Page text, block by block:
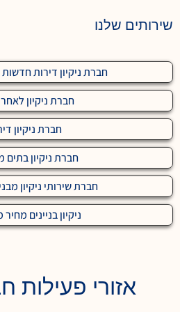
שירותים שלנו
חברת ניקיון דירות חדשות
חברת ניקיון
חברת ניקיון
חברת ניקיון
חברת שירותי ניקיון
ניקיון בניינים מחיר מ-
אזורי פעילות